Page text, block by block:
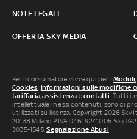
NOTE LEGALI
OFFERTA SKY MEDIA
Per il consumatore clicca qui per i
Cookies, informazioni sulle modifiche
tariffaria,assistenza econtatti. Tutti i
intellettuale in essi contenuti, sono di
utilizzati su licenza. Copyright 2026 Sky
20138 Milano P.IVA 04619241005.
3035-1545.Segnalazione Abusi